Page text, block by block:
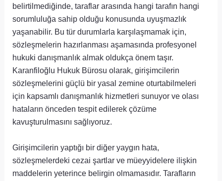
belirtilmediğinde, taraflar arasında hangi tarafın hangi
sorumluluğa sahip olduğu konusunda uyuşmazlık
yaşanabilir. Bu tür durumlarla karşılaşmamak için,
sözleşmelerin hazırlanması aşamasında profesyonel
hukuki danışmanlık almak oldukça önem taşır.
Karanfiloğlu Hukuk Bürosu olarak, girişimcilerin
sözleşmelerini güçlü bir yasal zemine oturtabilmeleri
için kapsamlı danışmanlık hizmetleri sunuyor ve olası
hataların önceden tespit edilerek çözüme
kavuşturulmasını sağlıyoruz.
Girişimcilerin yaptığı bir diğer yaygın hata,
sözleşmelerdeki cezai şartlar ve müeyyidelere ilişkin
maddelerin yeterince belirgin olmamasıdır. Tarafların